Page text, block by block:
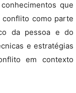
que
como parte
da pessoa e do
e estratégias
em contexto